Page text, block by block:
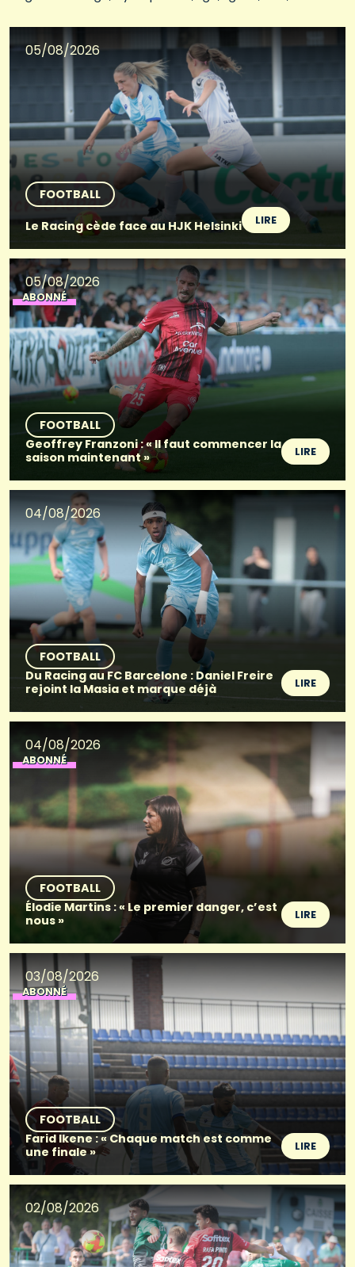
05/08/2026
FOOTBALL
Le Racing cède face au HJK Helsinki
LIRE
05/08/2026
ABONNÉ
FOOTBALL
Geoffrey Franzoni : « Il faut commencer la
saison maintenant »
LIRE
04/08/2026
FOOTBALL
Du Racing au FC Barcelone : Daniel Freire
rejoint la Masia et marque déjà
LIRE
04/08/2026
ABONNÉ
FOOTBALL
Élodie Martins : « Le premier danger, c’est
nous »
LIRE
03/08/2026
ABONNÉ
FOOTBALL
Farid Ikene : « Chaque match est comme
une finale »
LIRE
02/08/2026